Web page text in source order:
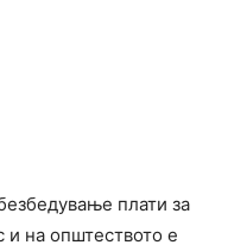
плати за
и на општеството е